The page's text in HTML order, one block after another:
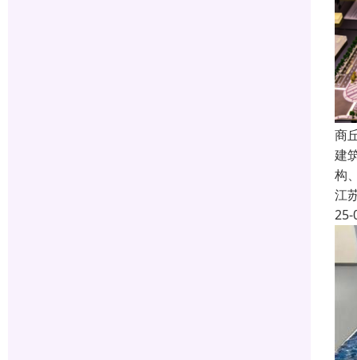
商
建
构
江
25-